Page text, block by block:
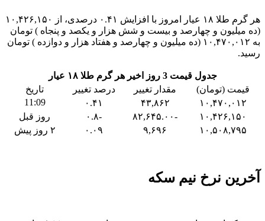
هر گرم طلا ۱۸ عیار امروز با افزایش ۰.۴۱ درصدی، از ۱۰,۴۲۶,۱۵۰
(ده میلیون و چهارصد و بیست و شش هزار و یکصد و پنجاه ) تومان
به ۱۰,۴۷۰,۰۱۲ (ده میلیون و چهارصد و هفتاد هزار و دوازده ) تومان
رسید.
جدول قیمت 3 روز اخیر هر گرم طلا ۱۸ عیار
قیمت (تومان)
مقدار تغییر درصد تغییر
تاریخ
۱۰,۴۷۰,۰۱۲
۴۳,۸۶۲ ۰.۴۱
11:09
۱۰,۴۲۶,۱۵۰
-۸۲,۶۴۵.۰۰ -۰.۸
روز قبل
۱۰,۵۰۸,۷۹۵
۹,۶۹۶ ۰.۰۹ ۲ روز پیش
آخرین نرخ نیم سکه